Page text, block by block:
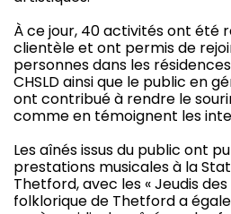
À ce jour, 40 activités ont été
clientèle et ont permis de
personnes dans les
CHSLD ainsi que le public en
ont contribué à rendre le
comme en témoignent les
Les aînés issus du public ont
prestations musicales à la
Thetford, avec les « Jeudis
folklorique de Thetford a